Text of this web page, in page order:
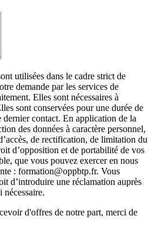
utilisées dans le cadre strict de
demande par les services de
Elles sont nécessaires à
sont conservées pour une durée de
dernier contact. En application de la
des données à caractère personnel,
de rectification, de limitation du
d’opposition et de portabilité de vos
que vous pouvez exercer en nous
: formation@oppbtp.fr. Vous
d’introduire une réclamation auprès
nécessaire.
d'offres de notre part, merci de